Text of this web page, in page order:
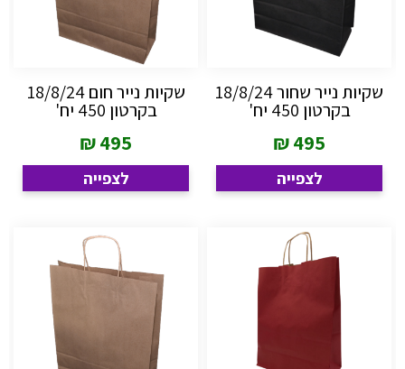
שקיות נייר שחור 18/8/24
בקרטון 450 יח'
495
₪
לצפייה
שקיות נייר חום 18/8/24
בקרטון 450 יח'
495
₪
לצפייה